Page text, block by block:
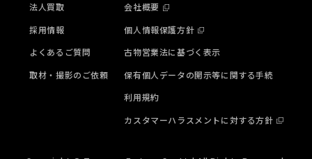
法人買取
採用情報
よくあるご質問
取材・撮影のご依頼
会社概要
個人情報保護方針
古物営業法に基づく表示
保有個人データの開示等に関する手続
利用規約
カスタマーハラスメントに対する方針